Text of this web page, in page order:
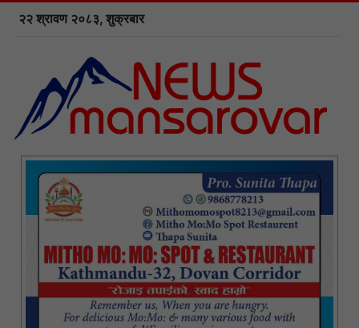
२२ श्रावण २०८३, शुक्रबार